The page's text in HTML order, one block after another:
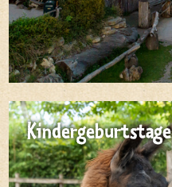
Kindergeburtstage